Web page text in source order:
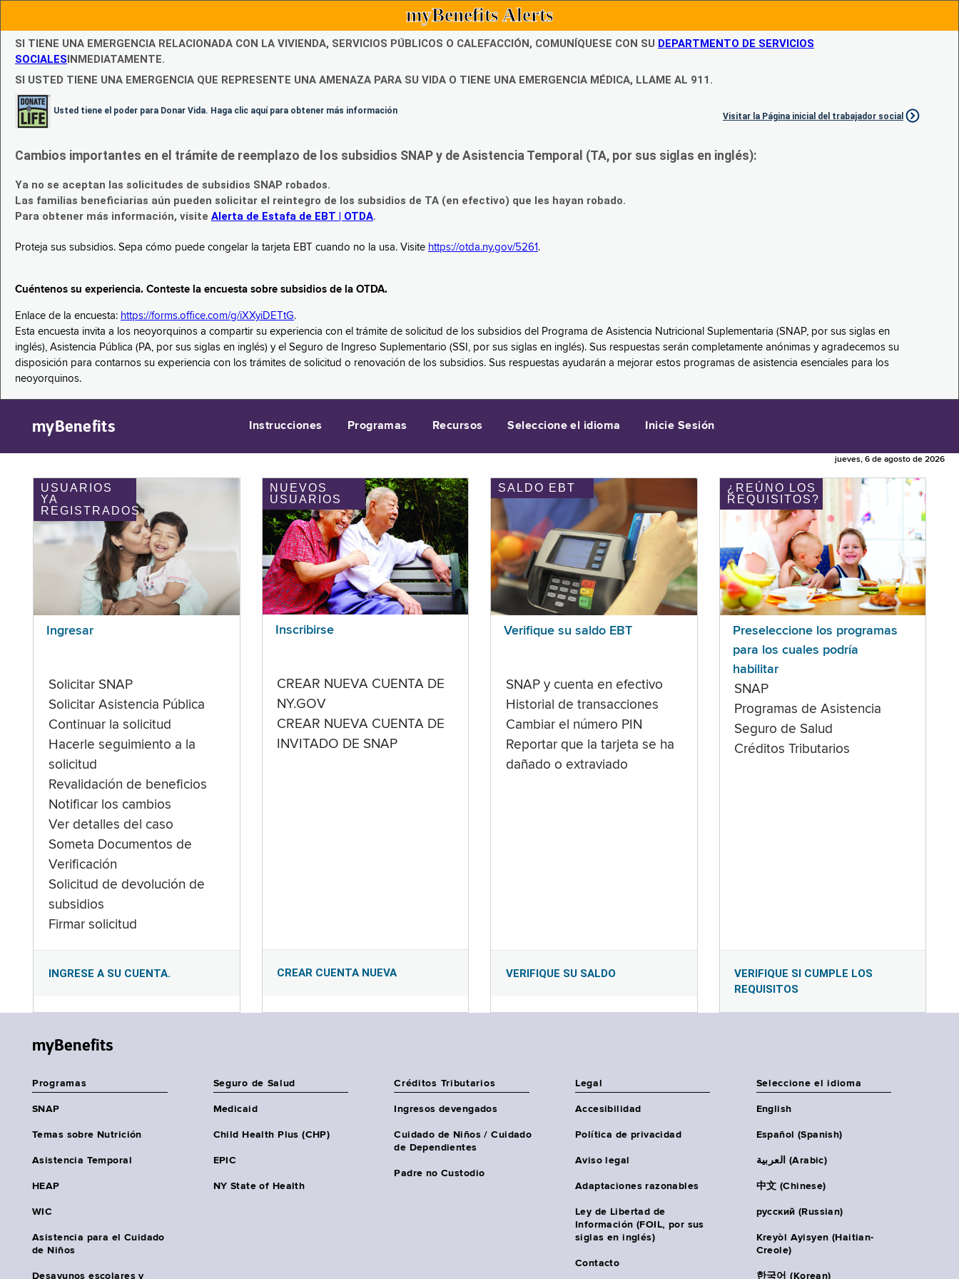
myBenefits Alerts
SI TIENE UNA EMERGENCIA RELACIONADA CON LA VIVIENDA, SERVICIOS PÚBLICOS O CALEFACCIÓN, COMUNÍQUESE CON SU DEPARTMENTO DE SERVICIOS
SOCIALESINMEDIATAMENTE.
SI USTED TIENE UNA EMERGENCIA QUE REPRESENTE UNA AMENAZA PARA SU VIDA O TIENE UNA EMERGENCIA MÉDICA, LLAME AL 911.
Usted tiene el poder para Donar Vida. Haga clic aquí para obtener más información
Visitar la Página inicial del trabajador social
Cambios importantes en el trámite de reemplazo de los subsidios SNAP y de Asistencia Temporal (TA, por sus siglas en inglés):
Ya no se aceptan las solicitudes de subsidios SNAP robados.
Las familias beneficiarias aún pueden solicitar el reintegro de los subsidios de TA (en efectivo) que les hayan robado.
Para obtener más información, visite Alerta de Estafa de EBT | OTDA.
Proteja sus subsidios. Sepa cómo puede congelar la tarjeta EBT cuando no la usa. Visite https://otda.ny.gov/5261 .
Cuéntenos su experiencia. Conteste la encuesta sobre subsidios de la OTDA.
Enlace de la encuesta: https://forms.office.com/g/iXXyiDETtG.
Esta encuesta invita a los neoyorquinos a compartir su experiencia con el trámite de solicitud de los subsidios del Programa de Asistencia Nutricional Suplementaria (SNAP, por sus siglas en
inglés), Asistencia Pública (PA, por sus siglas en inglés) y el Seguro de Ingreso Suplementario (SSI, por sus siglas en inglés). Sus respuestas serán completamente anónimas y agradecemos su
disposición para contarnos su experiencia con los trámites de solicitud o renovación de los subsidios. Sus respuestas ayudarán a mejorar estos programas de asistencia esenciales para los
neoyorquinos.
myBenefits Instrucciones Programas Recursos Seleccione el idioma Inicie Sesión
jueves, 6 de agosto de 2026
USUARIOS
YA
REGISTRADOS
Ingresar
Solicitar SNAP
Solicitar Asistencia Pública
Continuar la solicitud
Hacerle seguimiento a la
solicitud
Revalidación de beneficios
Notificar los cambios
Ver detalles del caso
Someta Documentos de
Verificación
Solicitud de devolución de
subsidios
Firmar solicitud
INGRESE A SU CUENTA.
NUEVOS
USUARIOS
Inscribirse
CREAR NUEVA CUENTA DE
NY.GOV
CREAR NUEVA CUENTA DE
INVITADO DE SNAP
CREAR CUENTA NUEVA
SALDO EBT
Verifique su saldo EBT
SNAP y cuenta en efectivo
Historial de transacciones
Cambiar el número PIN
Reportar que la tarjeta se ha
dañado o extraviado
VERIFIQUE SU SALDO
¿REÚNO LOS
REQUISITOS?
Preseleccione los programas
para los cuales podría
habilitar
SNAP
Programas de Asistencia
Seguro de Salud
Créditos Tributarios
VERIFIQUE SI CUMPLE LOS
REQUISITOS
myBenefits
Programas
SNAP
Temas sobre Nutrición
Asistencia Temporal
HEAP
WIC
Asistencia para el Cuidado
de Niños
Desayunos escolares y
Seguro de Salud
Medicaid
Child Health Plus (CHP)
EPIC
NY State of Health
Créditos Tributarios
Ingresos devengados
Cuidado de Niños / Cuidado
de Dependientes
Padre no Custodio
Legal
Accesibilidad
Política de privacidad
Aviso legal
Adaptaciones razonables
Ley de Libertad de
Información (FOIL, por sus
siglas en inglés)
Contacto
Seleccione el idioma
English
Español (Spanish)
العربية (Arabic)
中文 (Chinese)
русский (Russian)
Kreyòl Ayisyen (Haitian-
Creole)
한국어 (Korean)